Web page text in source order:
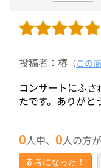
投稿者：椿 （この
コンサートにふさ
たです。ありがと
0人中、0人の方
参考になった！